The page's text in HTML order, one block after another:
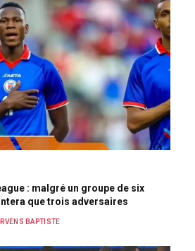
: malgré un groupe de six
que trois adversaires
BAPTISTE